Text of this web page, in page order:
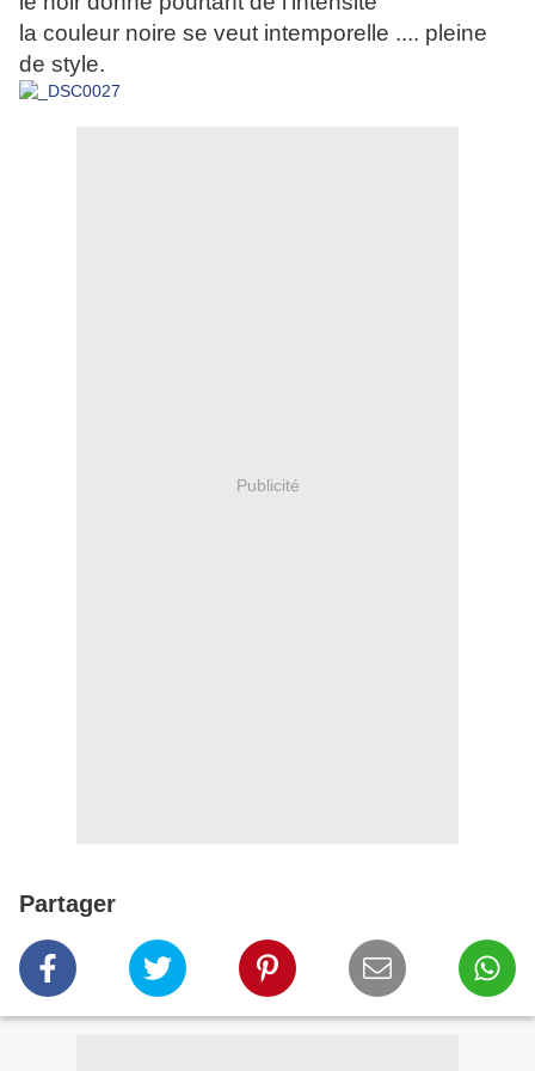
la couleur noire se veut intemporelle .... pleine
de style.
Publicité
Partager